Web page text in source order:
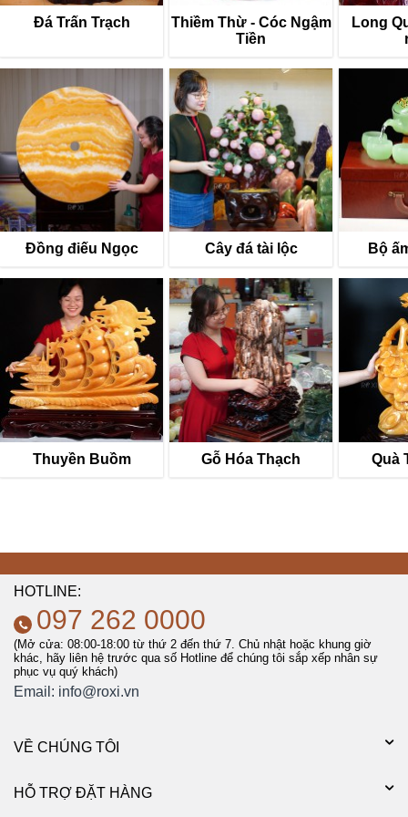
Đá Trấn Trạch
Thiềm Thừ - Cóc Ngậm
Tiền
Long
Đồng điếu Ngọc Cây đá tài lộc Bộ
Thuyền Buồm Gỗ Hóa Thạch Quà
HOTLINE:
097 262 0000
(Mở cửa: 08:00-18:00 từ thứ 2 đến thứ 7. Chủ nhật hoặc khung giờ
khác, hãy liên hệ trước qua số Hotline để chúng tôi sắp xếp nhân sự
phục vụ quý khách)
Email: info@roxi.vn
VỀ CHÚNG TÔI
HỖ TRỢ ĐẶT HÀNG